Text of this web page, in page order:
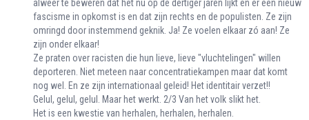
alweer te beweren dat het nu op de dertiger jaren lijkt en er een nieuw
fascisme in opkomst is en dat zijn rechts en de populisten. Ze zijn
omringd door instemmend geknik. Ja! Ze voelen elkaar zó aan! Ze
zijn onder elkaar!
Ze praten over racisten die hun lieve, lieve "vluchtelingen" willen
deporteren. Niet meteen naar concentratiekampen maar dat komt
nog wel. En ze zijn internationaal geleid! Het identitair verzet!!
Gelul, gelul, gelul. Maar het werkt. 2/3 Van het volk slikt het.
Het is een kwestie van herhalen, herhalen, herhalen.